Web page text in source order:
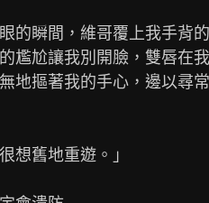
的瞬間，維哥覆上我手背
尷尬讓我別開臉，雙唇在
地摳著我的手心，邊以尋
想舊地重遊。」